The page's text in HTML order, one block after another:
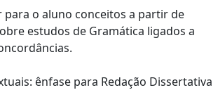
o aluno conceitos a partir de
estudos de Gramática ligados a
ênfase para Redação Dissertativa